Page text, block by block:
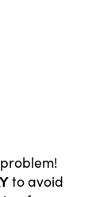
to avoid